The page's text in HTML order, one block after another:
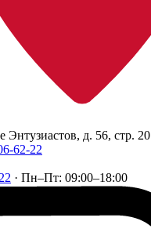
Энтузиастов, д. 56, стр. 20
62-22
· Пн–Пт: 09:00–18:00